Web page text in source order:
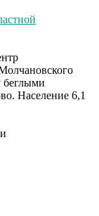
беглыми
Население 6,1